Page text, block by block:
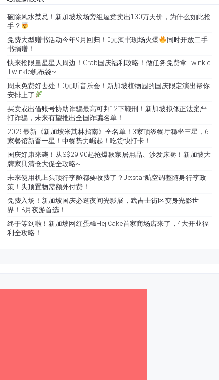
破除风水禁忌！新加坡坟场旁组屋竟卖出130万天价，为什么如此抢
手？
免费大型赠书活动今年9月回归！0元淘书现场火爆
同时开放二手
书捐赠！
快来抢限量星星人周边！Grab国庆福利攻略！做任务免费拿Twinkle
Twinkle帆布袋~
周末免费好去处！0元听音乐会！新加坡植物园的国庆限定演出帮你
安排上了
买卖或出借账号协助诈骗最高可判12下鞭刑！新加坡拟修正法案严
打诈骗，未来有望推出全国诈骗名单！
2026最新《新加坡米其林指南》全名单！3家顶级餐厅稳坐三星，6
家餐馆新晋一星！中餐势力崛起！吃货快打卡！
国庆好康来袭！从S$29.90起抢爆款家居用品、沙发床褥！新加坡大
牌家具清仓大促全攻略~
未来使用机上头顶行李舱都要收费了？Jetstar航空调整随身行李政
策！头顶置物需额外付费！
免费入场！新加坡国庆必逛夜间光影展，武吉士街区变身光影世
界！8月夜游首选！
终于等到啦！新加坡网红蛋糕Hej Cake首家商场店来了，4大开业福
利全攻略！